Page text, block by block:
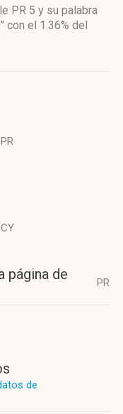
PR 5 y su palabra
con el 1.36% del
página de
PR
de